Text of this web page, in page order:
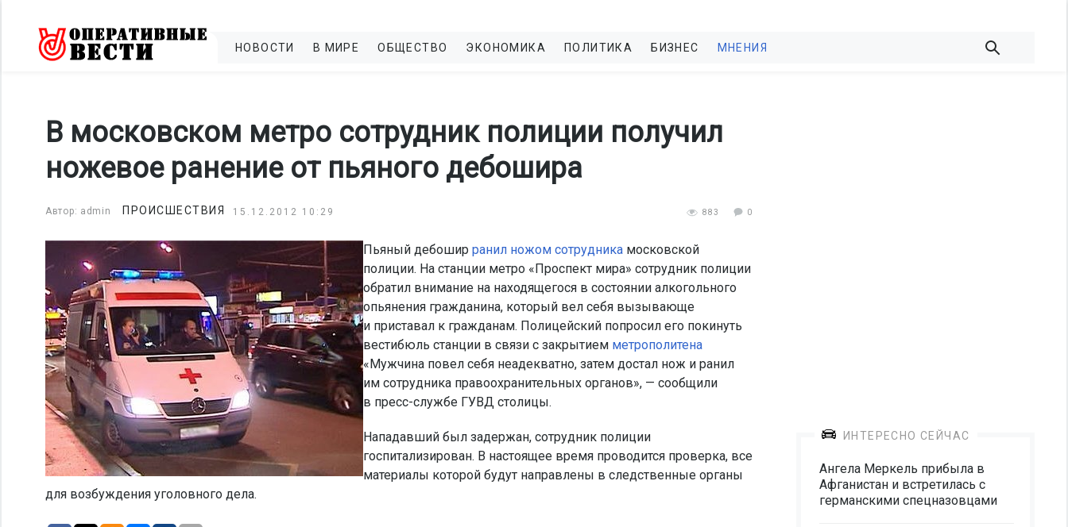
НОВОСТИ В МИРЕ ОБЩЕСТВО ЭКОНОМИКА ПОЛИТИКА БИЗНЕС МНЕНИЯ
В московском метро сотрудник полиции получил
ножевое ранение от пьяного дебошира
Автор: admin ПРОИСШЕСТВИЯ 15.12.2012 10:29 883 0
Пьяный дебошир ранил ножом сотрудника московской
полиции. На станции метро «Проспект мира» сотрудник полиции
обратил внимание на находящегося в состоянии алкогольного
опьянения гражданина, который вел себя вызывающе
и приставал к гражданам. Полицейский попросил его покинуть
вестибюль станции в связи с закрытием метрополитена
«Мужчина повел себя неадекватно, затем достал нож и ранил
им сотрудника правоохранительных органов», — сообщили
в пресс-службе ГУВД столицы.
Нападавший был задержан, сотрудник полиции
госпитализирован. В настоящее время проводится проверка, все
материалы которой будут направлены в следственные органы
для возбуждения уголовного дела.
ИНТЕРЕСНО СЕЙЧАС
Ангела Меркель прибыла в
Афганистан и встретилась с
германскими спецназовцами